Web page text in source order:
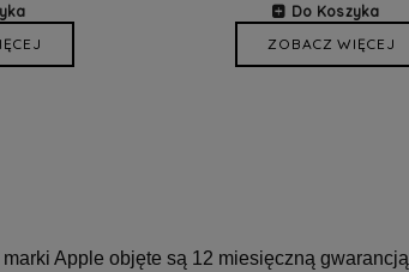
Do Koszyka
ZOBACZ WIĘCEJ
Apple objęte są 12 miesięczną gwarancją